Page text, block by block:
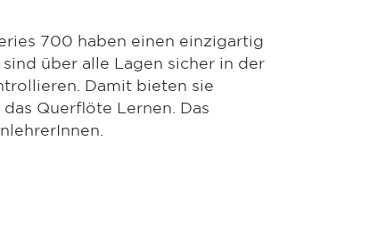
700 haben einen einzigartig
über alle Lagen sicher in der
Damit bieten sie
Querflöte Lernen. Das